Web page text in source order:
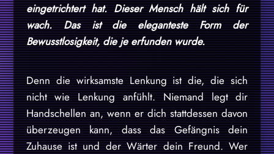
eingetrichtert hat. Dieser Mensch hält sich für
wach. Das ist die eleganteste Form der
Bewusstlosigkeit, die je erfunden wurde.
Denn die wirksamste Lenkung ist die, die sich
nicht wie Lenkung anfühlt. Niemand legt dir
Handschellen an, wenn er dich stattdessen davon
überzeugen kann, dass das Gefängnis dein
Zuhause ist und der Wärter dein Freund. Wer